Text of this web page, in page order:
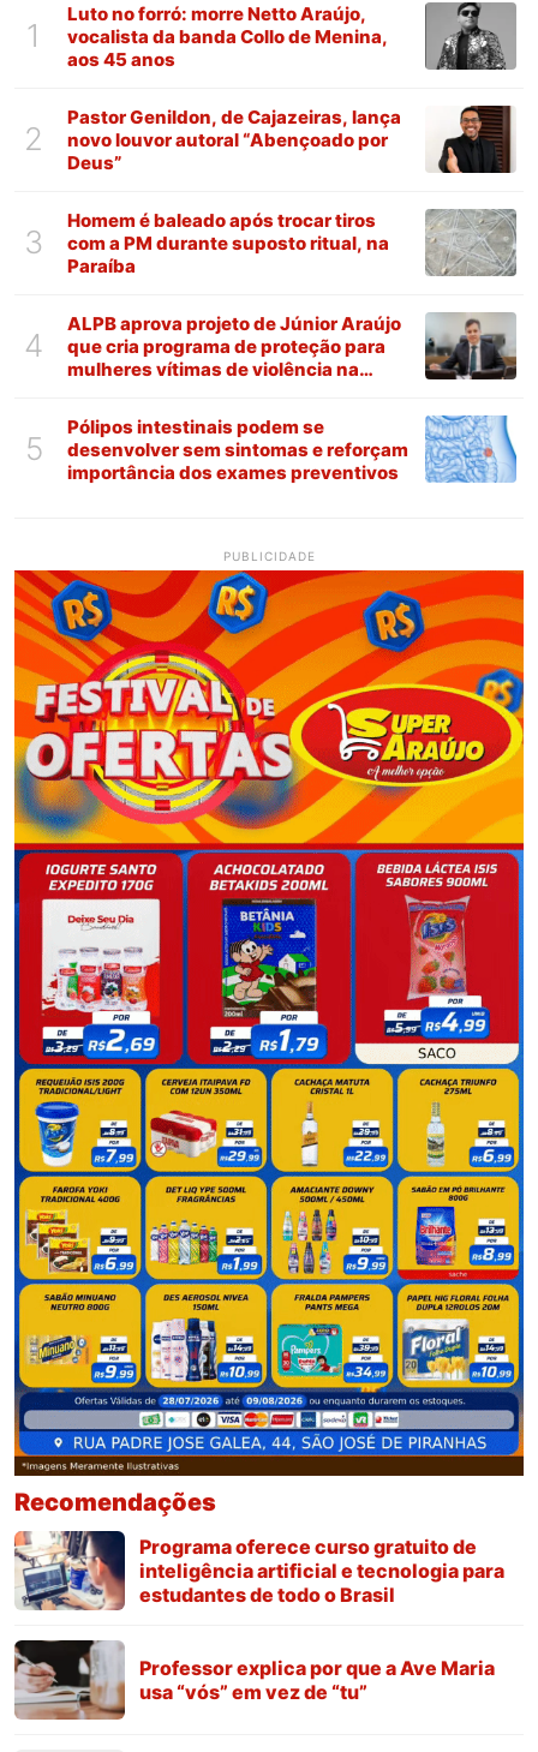
1
Luto no forró: morre Netto Araújo,
vocalista da banda Collo de Menina,
aos 45 anos
2
Pastor Genildon, de Cajazeiras, lança
novo louvor autoral “Abençoado por
Deus”
3
Homem é baleado após trocar tiros
com a PM durante suposto ritual, na
Paraíba
4
ALPB aprova projeto de Júnior Araújo
que cria programa de proteção para
mulheres vítimas de violência na
5
Pólipos intestinais podem se
desenvolver sem sintomas e reforçam
importância dos exames preventivos
PUBLICIDADE
Recomendações
Programa oferece curso gratuito de
inteligência artificial e tecnologia para
estudantes de todo o Brasil
Professor explica por que a Ave Maria
usa “vós” em vez de “tu”